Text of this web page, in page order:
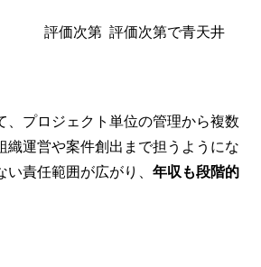
評価次第 評価次第で青天井
、プロジェクト単位の管理から複数
織運営や案件創出まで担うようにな
責任範囲が広がり、 年収も段階的